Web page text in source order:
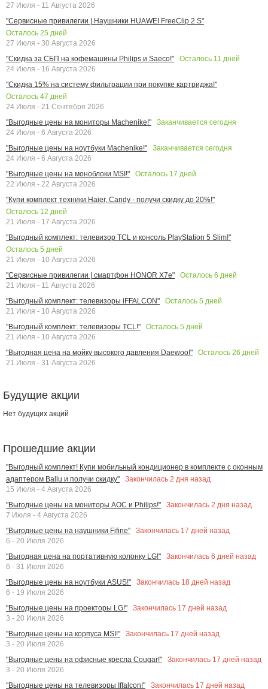
27 Июля - 11 Августа 2026
"Сервисные привилегии | Наушники HUAWEI FreeClip 2 S"
Осталось 25 дней
27 Июля - 30 Августа 2026
"Скидка за СБП на кофемашины Philips и Saeco!"
Осталось 11 дней
24 Июля - 16 Августа 2026
"Скидка 15% на систему фильтрации при покупке картриджа!"
Осталось 47 дней
24 Июля - 21 Сентября 2026
"Выгодные цены на мониторы Machenike!"
Заканчивается сегодня
24 Июля - 6 Августа 2026
"Выгодные цены на ноутбуки Machenike!"
Заканчивается сегодня
24 Июля - 6 Августа 2026
"Выгодные цены на моноблоки MSI!"
Осталось 17 дней
22 Июля - 22 Августа 2026
"Купи комплект техники Haier, Candy - получи скидку до 20%!"
Осталось 12 дней
21 Июля - 17 Августа 2026
"Выгодный комплект: телевизор TCL и консоль PlayStation 5 Slim!"
Осталось 5 дней
21 Июля - 10 Августа 2026
"Сервисные привилегии | смартфон HONOR X7e"
Осталось 6 дней
21 Июля - 11 Августа 2026
"Выгодный комплект: телевизоры iFFALCON"
Осталось 5 дней
21 Июля - 10 Августа 2026
"Выгодный комплект: телевизоры TCL!"
Осталось 5 дней
21 Июля - 10 Августа 2026
"Выгодная цена на мойку высокого давления Daewoo!"
Осталось 26 дней
21 Июля - 31 Августа 2026
Будущие акции
Нет будущих акций
Прошедшие акции
"Выгодный комплект! Купи мобильный кондиционер в комплекте с оконным
адаптером Ballu и получи скидку"
Закончилась 2 дня назад
15 Июля - 4 Августа 2026
"Выгодные цены на мониторы AOC и Philips!"
Закончилась 2 дня назад
7 Июля - 4 Августа 2026
"Выгодные цены на наушники Fifine"
Закончилась 17 дней назад
6 - 20 Июля 2026
"Выгодная цена на портативную колонку LG!"
Закончилась 6 дней назад
6 - 31 Июля 2026
"Выгодные цены на ноутбуки ASUS!"
Закончилась 18 дней назад
6 - 19 Июля 2026
"Выгодные цены на проекторы LG!"
Закончилась 17 дней назад
3 - 20 Июля 2026
"Выгодные цены на корпуса MSI!"
Закончилась 17 дней назад
3 - 20 Июля 2026
"Выгодные цены на офисные кресла Cougar!"
Закончилась 17 дней назад
3 - 20 Июля 2026
"Выгодные цены на телевизоры Iffalcon!"
Закончилась 17 дней назад